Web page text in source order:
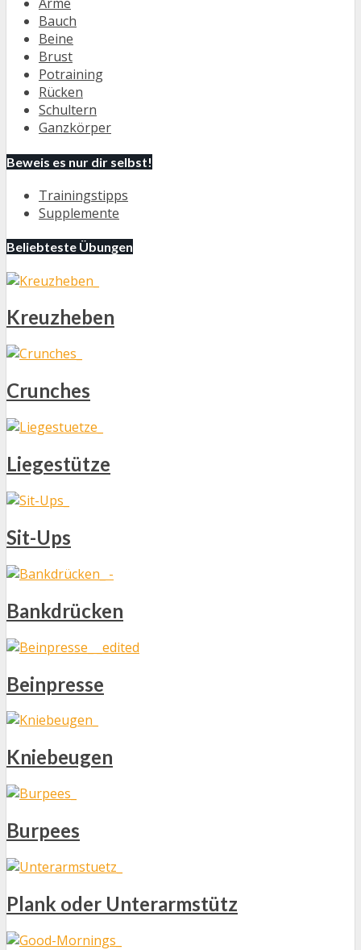
Arme
Bauch
Beine
Brust
Potraining
Rücken
Schultern
Ganzkörper
Beweis es nur dir selbst!
Trainingstipps
Supplemente
Beliebteste Übungen
Kreuzheben
Crunches
Liegestütze
Sit-Ups
Bankdrücken
Beinpresse
Kniebeugen
Burpees
Plank oder Unterarmstütz